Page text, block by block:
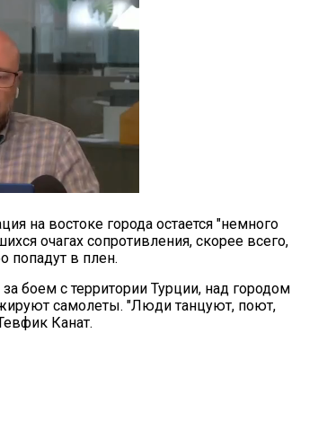
на востоке города остается "немного
очагах сопротивления, скорее всего,
попадут в плен.
боем с территории Турции, над городом
самолеты. "Люди танцуют, поют,
Канат.